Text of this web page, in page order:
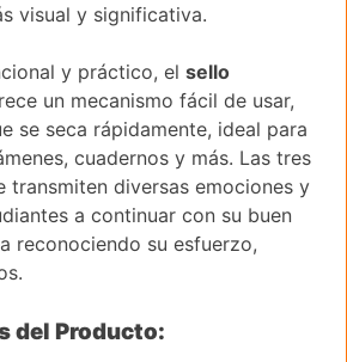
visual y significativa.
y práctico, el sello
un mecanismo fácil de usar,
se seca rápidamente, ideal para
cuadernos y más. Las tres
transmiten diversas emociones y
a continuar con su buen
reconociendo su esfuerzo,
del Producto: